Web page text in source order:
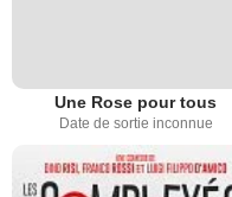
Une Rose pour tous
Date de sortie inconnue